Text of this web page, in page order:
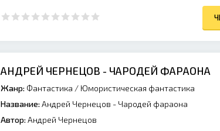
АНДРЕЙ ЧЕРНЕЦОВ - ЧАРОДЕЙ ФАРАОНА
Жанр: Фантастика / Юмористическая фантастика
Название: Андрей Чернецов - Чародей фараона
Автор: Андрей Чернецов